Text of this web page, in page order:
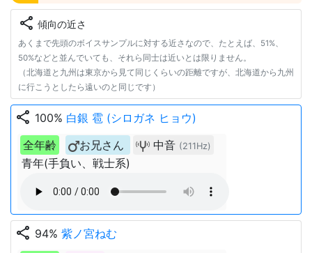
share 傾向の近さ
あくまで先頭のボイスサンプルに対する近さなので、たとえば、51%、
50%などと並んでいても、それら同士は近いとは限りません。
（北海道と九州は東京から見て同じくらいの距離ですが、北海道から九州
に行こうとしたら遠いのと同じです）
share 100% 白銀 雹 (シロガネ ヒョウ)
全年齢
お兄さん 中音 (211Hz)
青年(手負い、戦士系)
share 94% 紫ノ宮ねむ